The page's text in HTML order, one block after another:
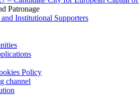
Patronage
and Institutional Supporters
Policy
channel